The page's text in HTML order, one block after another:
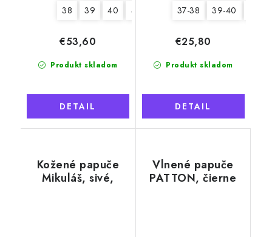
38 39 40 41 43 44 45
Produkt skladom
€53,60
DETAIL
37-38 39-40
Produkt skladom
€25,80
DETAIL
Kožené papuče
Mikuláš, sivé,
Vlnené papuče
PATTON, čierne